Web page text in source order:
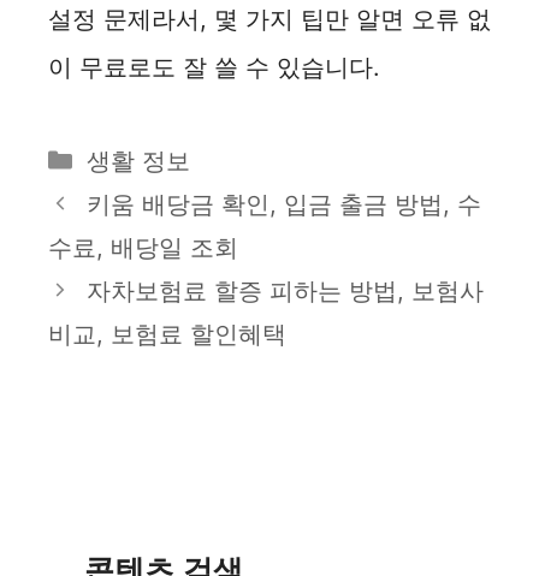
설정 문제라서, 몇 가지 팁만 알면 오류 없
이 무료로도 잘 쓸 수 있습니다.
카
테
리
생활 정보
키움 배당금 확인, 입금 출금 방법, 수
수료, 배당일 조회
자차보험료 할증 피하는 방법, 보험사
비교, 보험료 할인혜택